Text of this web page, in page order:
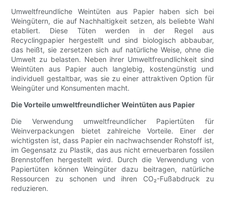
Umweltfreundliche Weintüten aus Papier haben sich bei
Weingütern, die auf Nachhaltigkeit setzen, als beliebte Wahl
etabliert. Diese Tüten werden in der Regel aus
Recyclingpapier hergestellt und sind biologisch abbaubar,
das heißt, sie zersetzen sich auf natürliche Weise, ohne die
Umwelt zu belasten. Neben ihrer Umweltfreundlichkeit sind
Weintüten aus Papier auch langlebig, kostengünstig und
individuell gestaltbar, was sie zu einer attraktiven Option für
Weingüter und Konsumenten macht.
Die Vorteile umweltfreundlicher Weintüten aus Papier
Die Verwendung umweltfreundlicher Papiertüten für
Weinverpackungen bietet zahlreiche Vorteile. Einer der
wichtigsten ist, dass Papier ein nachwachsender Rohstoff ist,
im Gegensatz zu Plastik, das aus nicht erneuerbaren fossilen
Brennstoffen hergestellt wird. Durch die Verwendung von
Papiertüten können Weingüter dazu beitragen, natürliche
Ressourcen zu schonen und ihren CO₂-Fußabdruck zu
reduzieren.